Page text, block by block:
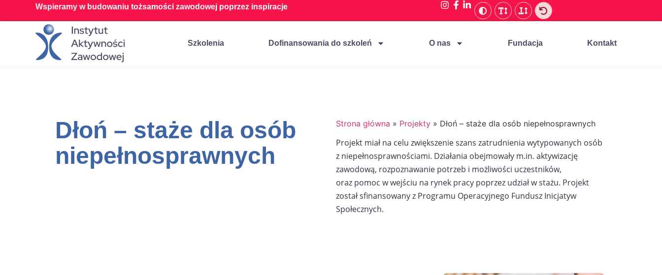
Wspieramy w budowaniu tożsamości zawodowej poprzez inspiracje
Szkolenia Dofinansowania do szkoleń O nas Fundacja Kontakt
Dłoń – staże dla osób
niepełnosprawnych
Strona główna » Projekty » Dłoń – staże dla osób niepełnosprawnych
Projekt miał na celu zwiększenie szans zatrudnienia wytypowanych osób
z niepełnosprawnościami. Działania obejmowały m.in. aktywizację
zawodową, rozpoznawanie potrzeb i możliwości uczestników,
oraz pomoc w wejściu na rynek pracy poprzez udział w stażu. Projekt
został sfinansowany z Programu Operacyjnego Fundusz Inicjatyw
Społecznych.